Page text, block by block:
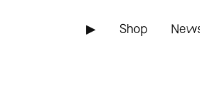
▶ Shop